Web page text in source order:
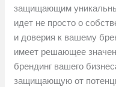
защищающим
идет не просто о
и доверия к вашему
имеет решающее
брендинг вашего
защищающую от